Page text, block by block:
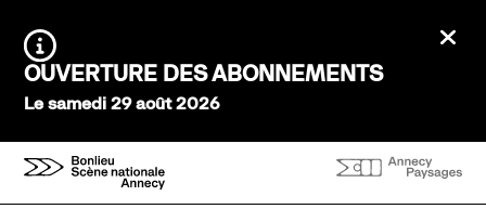
Information :
OUVERTURE DES ABONNEMENTS
Le samedi 29 août 2026
Agenda Saison 26→27
Au tour des enfants
Stayin'alive
Saisons précédentes